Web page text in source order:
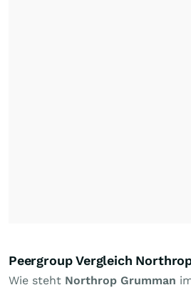
Peergroup Vergleich
Wie steht Northrop Grumman